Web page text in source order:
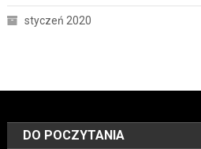
styczeń 2020
DO POCZYTANIA